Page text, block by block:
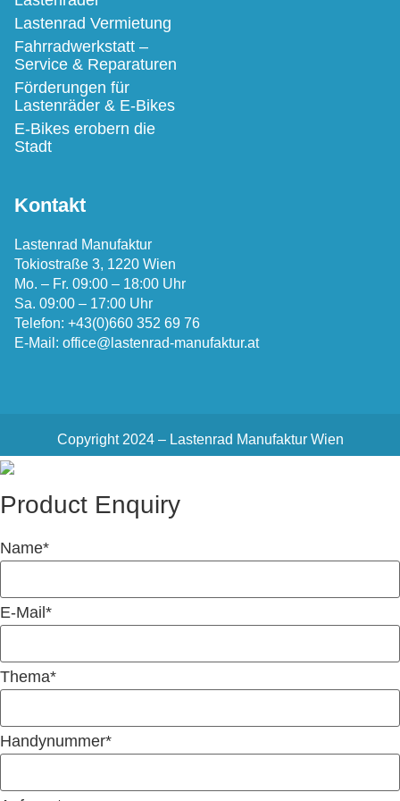
Lastenrad Vermietung
Fahrradwerkstatt –
Service & Reparaturen
Förderungen für
Lastenräder & E-Bikes
E-Bikes erobern die
Stadt
Kontakt
Lastenrad Manufaktur
Tokiostraße 3, 1220 Wien
Mo. – Fr. 09:00 – 18:00 Uhr
Sa. 09:00 – 17:00 Uhr
Telefon: +43(0)660 352 69 76
E-Mail: office@lastenrad-manufaktur.at
Copyright 2024 – Lastenrad Manufaktur Wien
Product Enquiry
Name*
E-Mail *
Thema*
Handynummer*